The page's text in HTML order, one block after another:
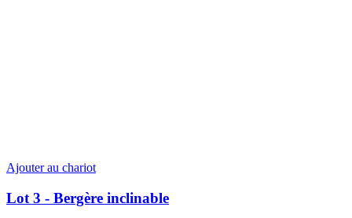
Ajouter au chariot
Lot 3 - Bergère inclinable